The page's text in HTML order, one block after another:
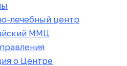
лечебный центр
ММЦ
о Центре